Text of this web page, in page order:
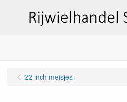
22 inch meisjes